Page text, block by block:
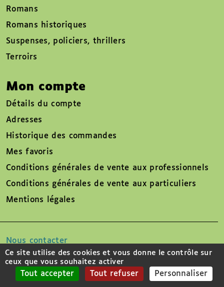
Romans
Romans historiques
Suspenses, policiers, thrillers
Terroirs
Mon compte
Détails du compte
Adresses
Historique des commandes
Mes favoris
Conditions générales de vente aux professionnels
Conditions générales de vente aux particuliers
Mentions légales
Nous contacter
Suivez-nous sur
Ce site utilise des cookies et vous donne le contrôle sur
ceux que vous souhaitez activer
Tout accepter Tout refuser Personnaliser